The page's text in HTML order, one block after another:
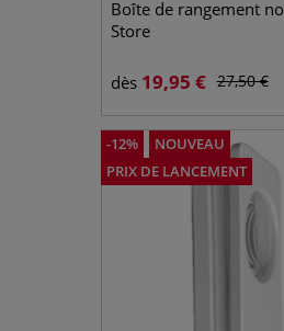
Boîte de rangement
Store
dès 19,95 € 27,50€
-12%
NOUVEAU
PRIX DE LANCEMENT